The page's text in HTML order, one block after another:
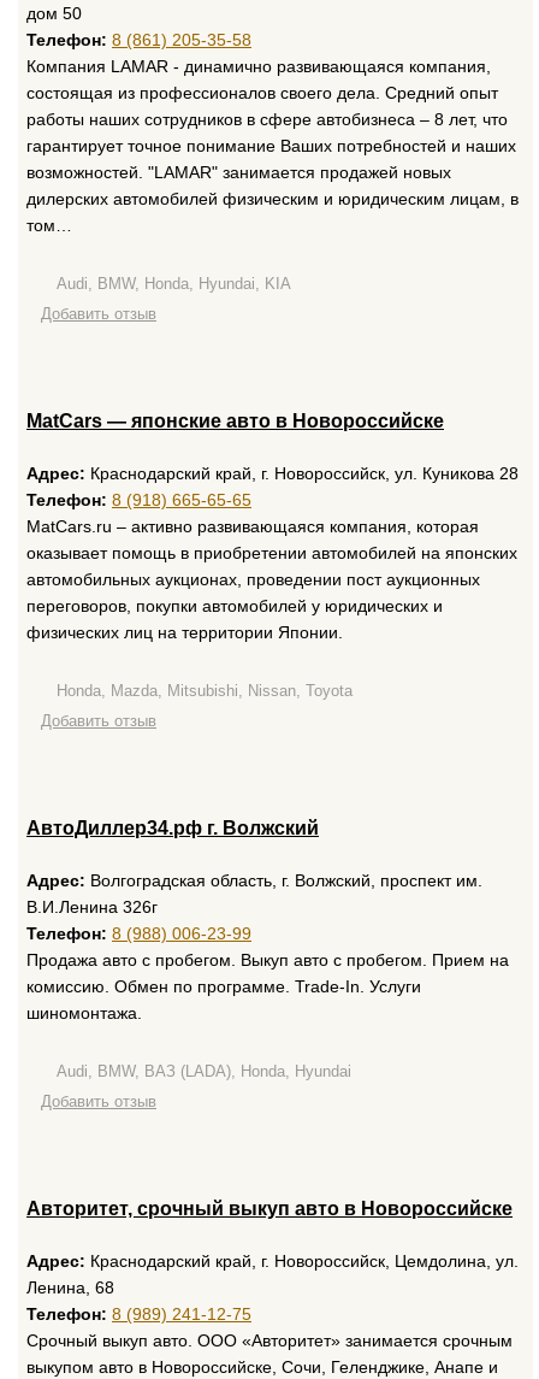
дом 50
Телефон: 8 (861) 205-35-58
Компания LAMAR - динамично развивающаяся компания,
состоящая из профессионалов своего дела. Средний опыт
работы наших сотрудников в сфере автобизнеса – 8 лет, что
гарантирует точное понимание Ваших потребностей и наших
возможностей. "LAMAR" занимается продажей новых
дилерских автомобилей физическим и юридическим лицам, в
том…
Audi, BMW, Honda, Hyundai, KIA
Добавить отзыв
MatCars — японские авто в Новороссийске
Адрес: Краснодарский край, г. Новороссийск, ул. Куникова 28
Телефон: 8 (918) 665-65-65
MatCars.ru – активно развивающаяся компания, которая
оказывает помощь в приобретении автомобилей на японских
автомобильных аукционах, проведении пост аукционных
переговоров, покупки автомобилей у юридических и
физических лиц на территории Японии.
Honda, Mazda, Mitsubishi, Nissan, Toyota
Добавить отзыв
АвтоДиллер34.рф г. Волжский
Адрес: Волгоградская область, г. Волжский, проспект им.
В.И.Ленина 326г
Телефон: 8 (988) 006-23-99
Продажа авто с пробегом. Выкуп авто с пробегом. Прием на
комиссию. Обмен по программе. Trade-In. Услуги
шиномонтажа.
Audi, BMW, ВАЗ (LADA), Honda, Hyundai
Добавить отзыв
Авторитет, срочный выкуп авто в Новороссийске
Адрес: Краснодарский край, г. Новороссийск, Цемдолина, ул.
Ленина, 68
Телефон: 8 (989) 241-12-75
Срочный выкуп авто. ООО «Авторитет» занимается срочным
выкупом авто в Новороссийске, Сочи, Геленджике, Анапе и